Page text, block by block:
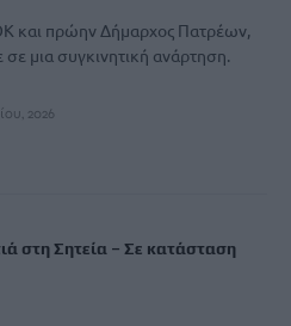
και πρώην Δήμαρχος Πατρέων,
μια συγκινητική ανάρτηση.
2026
στη Σητεία – Σε κατάσταση